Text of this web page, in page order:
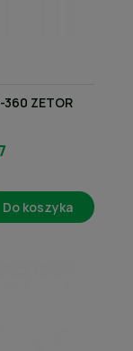
360 ZETOR
Do koszyka